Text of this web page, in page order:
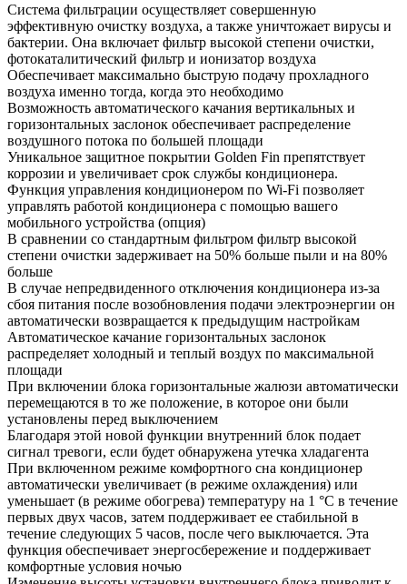
Система фильтрации осуществляет совершенную
эффективную очистку воздуха, а также уничтожает вирусы и
бактерии. Она включает фильтр высокой степени очистки,
фотокаталитический фильтр и ионизатор воздуха
Обеспечивает максимально быструю подачу прохладного
воздуха именно тогда, когда это необходимо
Возможность автоматического качания вертикальных и
горизонтальных заслонок обеспечивает распределение
воздушного потока по большей площади
Уникальное защитное покрытии Golden Fin препятствует
коррозии и увеличивает срок службы кондиционера.
Функция управления кондиционером по Wi-Fi позволяет
управлять работой кондиционера с помощью вашего
мобильного устройства (опция)
В сравнении со стандартным фильтром фильтр высокой
степени очистки задерживает на 50% больше пыли и на 80%
больше
В случае непредвиденного отключения кондиционера из-за
сбоя питания после возобновления подачи электроэнергии он
автоматически возвращается к предыдущим настройкам
Автоматическое качание горизонтальных заслонок
распределяет холодный и теплый воздух по максимальной
площади
При включении блока горизонтальные жалюзи автоматически
перемещаются в то же положение, в которое они были
установлены перед выключением
Благодаря этой новой функции внутренний блок подает
сигнал тревоги, если будет обнаружена утечка хладагента
При включенном режиме комфортного сна кондиционер
автоматически увеличивает (в режиме охлаждения) или
уменьшает (в режиме обогрева) температуру на 1 °С в течение
первых двух часов, затем поддерживает ее стабильной в
течение следующих 5 часов, после чего выключается. Эта
функция обеспечивает энергосбережение и поддерживает
комфортные условия ночью